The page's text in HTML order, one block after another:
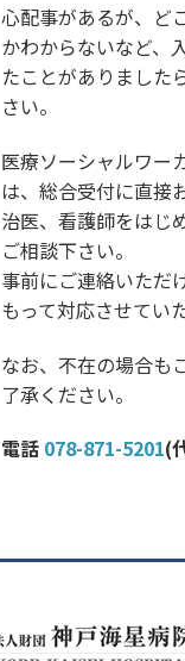
心配事があるが、ど
かわからないなど、
たことがありました
さい。
医療ソーシャルワー
は、総合受付に直接
治医、看護師をはじ
ご相談下さい。
事前にご連絡いただ
もって対応させてい
なお、不在の場合も
了承ください。
電話 078-871-5201(